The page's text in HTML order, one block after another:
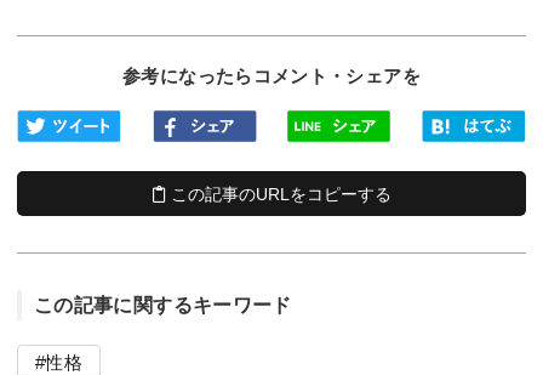
参考になったらコメント・シェアを
この記事のURLをコピーする
この記事に関するキーワード
性格